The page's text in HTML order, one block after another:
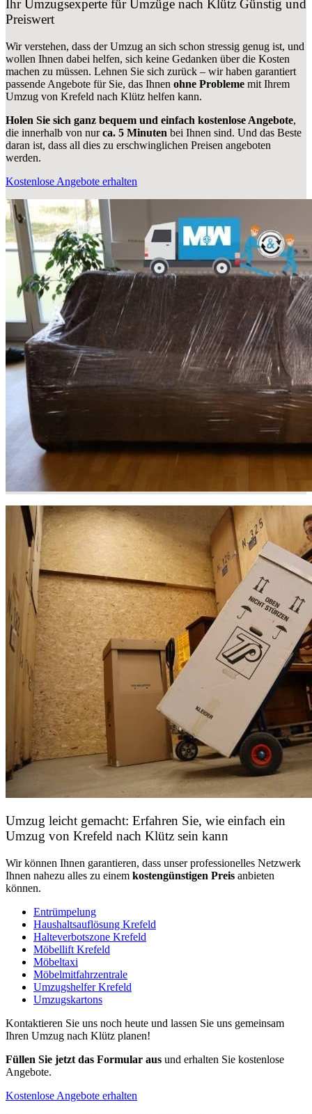
Ihr Umzugsexperte für Umzüge nach Klütz Günstig und
Preiswert
Wir verstehen, dass der Umzug an sich schon stressig genug ist, und
wollen Ihnen dabei helfen, sich keine Gedanken über die Kosten
machen zu müssen. Lehnen Sie sich zurück – wir haben garantiert
passende Angebote für Sie, das Ihnen ohne Probleme mit Ihrem
Umzug von Krefeld nach Klütz helfen kann.
Holen Sie sich ganz bequem und einfach kostenlose Angebote,
die innerhalb von nurca. 5 Minuten bei Ihnen sind. Und das Beste
daran ist, dass all dies zu erschwinglichen Preisen angeboten
werden.
Kostenlose Angebote erhalten
Umzug leicht gemacht: Erfahren Sie, wie einfach ein
Umzug von Krefeld nach Klütz sein kann
Wir können Ihnen garantieren, dass unser professionelles Netzwerk
Ihnen nahezu alles zu einem kostengünstigen Preis anbieten
können.
Entrümpelung
Haushaltsauflösung Krefeld
Halteverbotszone Krefeld
Möbellift Krefeld
Möbeltaxi
Möbelmitfahrzentrale
Umzugshelfer Krefeld
Umzugskartons
Kontaktieren Sie uns noch heute und lassen Sie uns gemeinsam
Ihren Umzug nach Klütz planen!
Füllen Sie jetzt das Formular aus und erhalten Sie kostenlose
Angebote.
Kostenlose Angebote erhalten